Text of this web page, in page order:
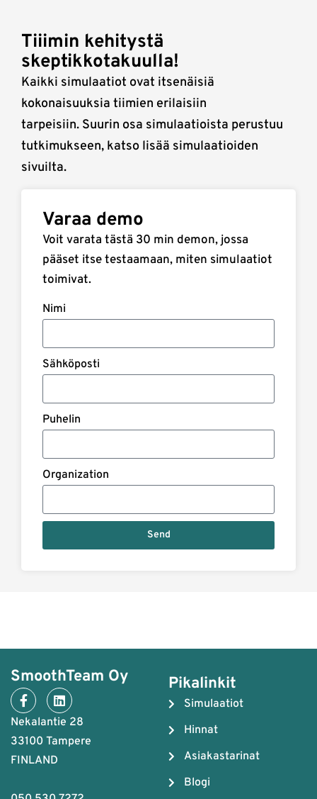
Tiiimin kehitystä
skeptikkotakuulla!
Kaikki simulaatiot ovat itsenäisiä
kokonaisuuksia tiimien erilaisiin
tarpeisiin. Suurin osa simulaatioista perustuu
tutkimukseen, katso lisää simulaatioiden
sivuilta.
Varaa demo
Voit varata tästä 30 min demon, jossa
pääset itse testaamaan, miten simulaatiot
toimivat.
Nimi
Sähköposti
Puhelin
Organization
Send
SmoothTeam Oy
Nekalantie 28
33100 Tampere
FINLAND
Pikalinkit
Simulaatiot
Hinnat
Asiakastarinat
Blogi